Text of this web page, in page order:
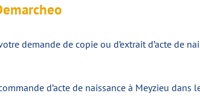
demande de copie ou d’extrait d’acte de
d’acte de naissance à Meyzieu dans